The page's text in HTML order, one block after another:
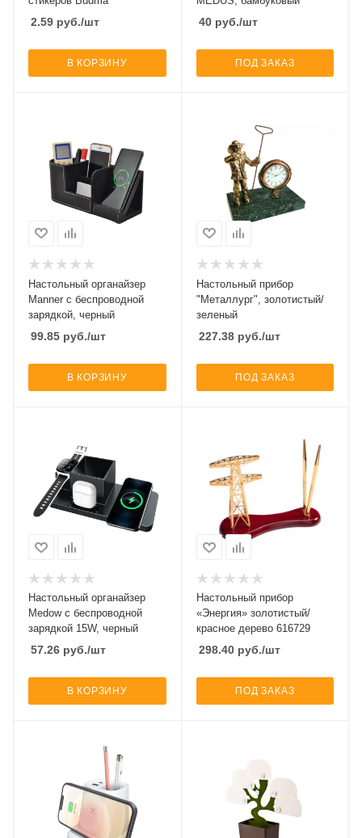
2.59 руб./шт
В КОРЗИНУ
40руб./шт
ПОД ЗАКАЗ
Настольный органайзер
Manner c беспроводной
зарядкой, черный
99.85 руб./шт
В КОРЗИНУ
Настольный прибор
"Металлург", золотистый/
зеленый
227.38руб./шт
ПОД ЗАКАЗ
Настольный органайзер
Medow c беспроводной
зарядкой 15W, черный
57.26 руб./шт
В КОРЗИНУ
Настольный прибор
«Энергия» золотистый/
красное дерево 616729
298.40руб./шт
ПОД ЗАКАЗ